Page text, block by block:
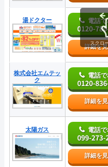
湯ドクター 電話
0120-
詳細を
株式会社エムテッ
ク
電話
0120-
詳細を
太陽ガス 電話
099-273-
詳細を
スクロ